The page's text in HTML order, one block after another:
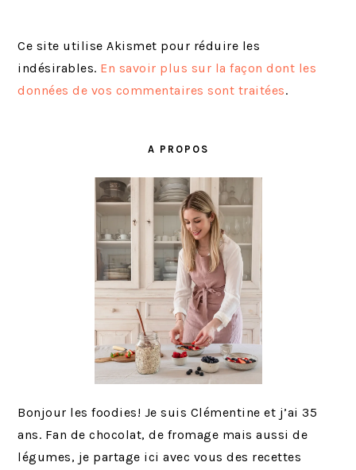
Ce site utilise Akismet pour réduire les
indésirables. En savoir plus sur la façon dont les
données de vos commentaires sont traitées.
A PROPOS
Bonjour les foodies! Je suis Clémentine et j’ai 35
ans. Fan de chocolat, de fromage mais aussi de
légumes, je partage ici avec vous des recettes